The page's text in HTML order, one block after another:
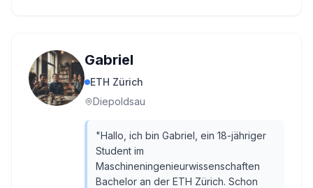
Gabriel
ETH Zürich
Diepoldsau
"Hallo, ich bin Gabriel, ein 18-jähriger
Student im
Maschineningenieurwissenschaften
Bachelor an der ETH Zürich. Schon